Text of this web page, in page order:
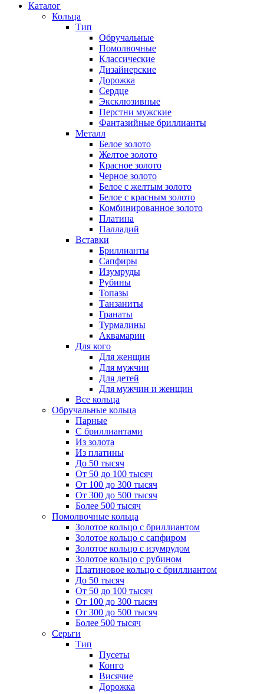
Каталог
Кольца
Тип
Обручальные
Помолвочные
Классические
Дизайнерские
Дорожка
Сердце
Эксклюзивные
Перстни мужские
Фантазийные бриллианты
Металл
Белое золото
Желтое золото
Красное золото
Черное золото
Белое с желтым золото
Белое с красным золото
Комбинированное золото
Платина
Палладий
Вставки
Бриллианты
Сапфиры
Изумруды
Рубины
Топазы
Танзаниты
Гранаты
Турмалины
Аквамарин
Для кого
Для женщин
Для мужчин
Для детей
Для мужчин и женщин
Все кольца
Обручальные кольца
Парные
С бриллиантами
Из золота
Из платины
До 50 тысяч
От 50 до 100 тысяч
От 100 до 300 тысяч
От 300 до 500 тысяч
Более 500 тысяч
Помолвочные кольца
Золотое кольцо с бриллиантом
Золотое кольцо с сапфиром
Золотое кольцо с изумрудом
Золотое кольцо с рубином
Платиновое кольцо с бриллиантом
До 50 тысяч
От 50 до 100 тысяч
От 100 до 300 тысяч
От 300 до 500 тысяч
Более 500 тысяч
Серьги
Тип
Пусеты
Конго
Висячие
Дорожка